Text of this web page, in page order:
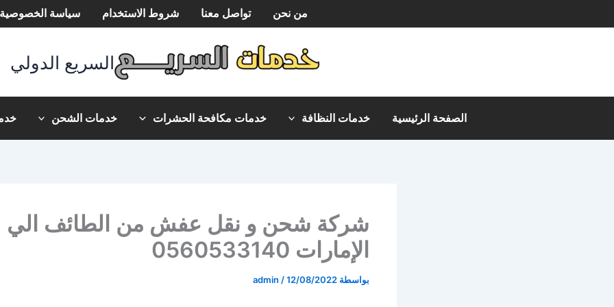
إلى
من نحن تواصل معنا شروط الاستخدام سياسة الخصوصية
السريع الدولي
الصفحة الرئيسية خدمات النظافة خدمات مكافحة الحشرات خدمات الشحن
شركة شحن و نقل عفش من الطائف الي
الإمارات 0560533140
بواسطة admin /12/08/2022